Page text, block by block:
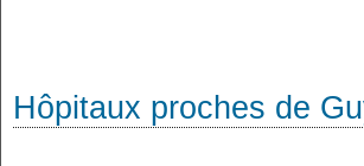
Hôpitaux proches de